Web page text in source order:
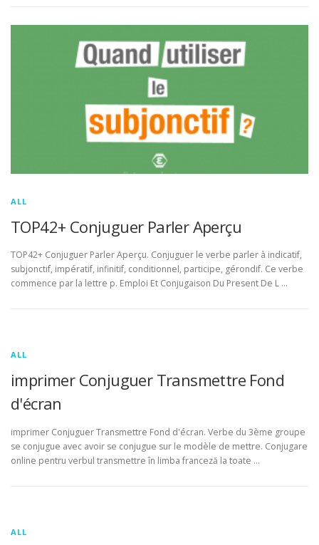
ALL
TOP42+ Conjuguer Parler Aperçu
TOP42+ Conjuguer Parler Aperçu. Conjuguer le verbe parler à indicatif,
subjonctif, impératif, infinitif, conditionnel, participe, gérondif. Ce verbe
commence par la lettre p. Emploi Et Conjugaison Du Present De L …
ALL
imprimer Conjuguer Transmettre Fond
d'écran
imprimer Conjuguer Transmettre Fond d'écran. Verbe du 3ème groupe
se conjugue avec avoir se conjugue sur le modèle de mettre. Conjugare
online pentru verbul transmettre în limba franceză la toate …
ALL